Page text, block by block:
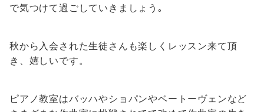
で気つけて過ごしていきましょう｡
秋から入会された生徒さんも楽しくレッスン来て頂
き、嬉しいです。
ピアノ教室はバッハやショパンやベートーヴェンなど